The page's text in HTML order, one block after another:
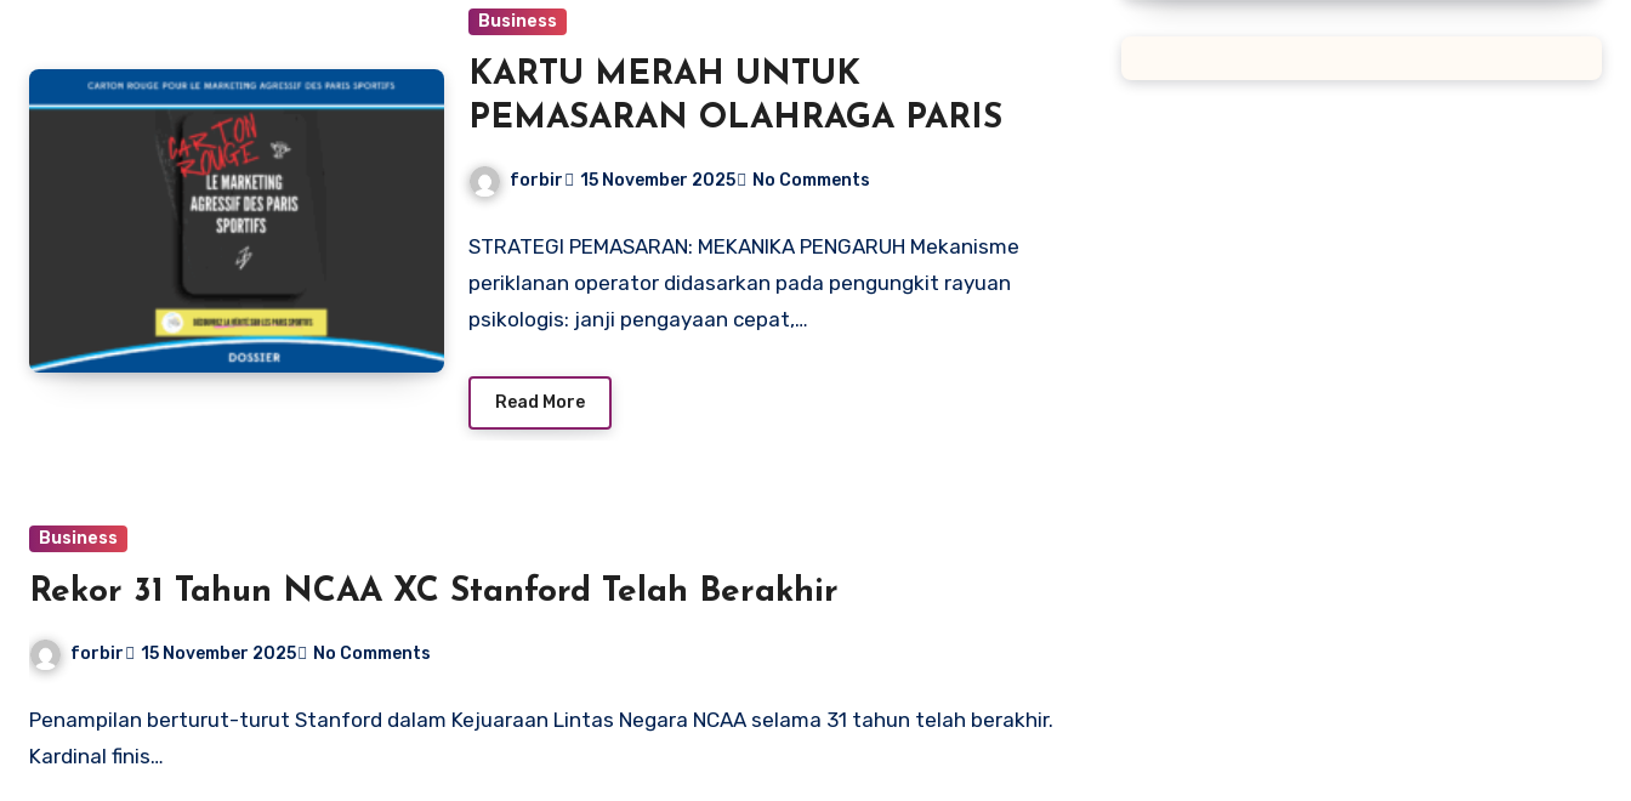
Business
KARTU MERAH UNTUK
PEMASARAN OLAHRAGA PARIS
forbir 15 November 2025 No Comments
STRATEGI PEMASARAN: MEKANIKA PENGARUH Mekanisme
periklanan operator didasarkan pada pengungkit rayuan
psikologis: janji pengayaan cepat,…
Read More
Business
Rekor 31 Tahun NCAA XC Stanford Telah Berakhir
forbir 15 November 2025 No Comments
Penampilan berturut-turut Stanford dalam Kejuaraan Lintas Negara NCAA selama 31 tahun telah berakhir.
Kardinal finis…